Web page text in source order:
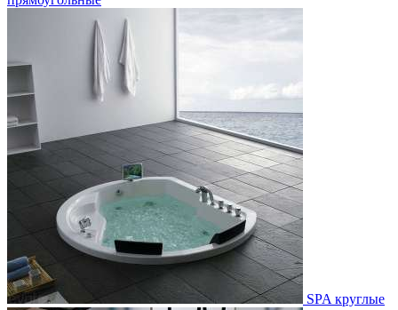
SPA круглые